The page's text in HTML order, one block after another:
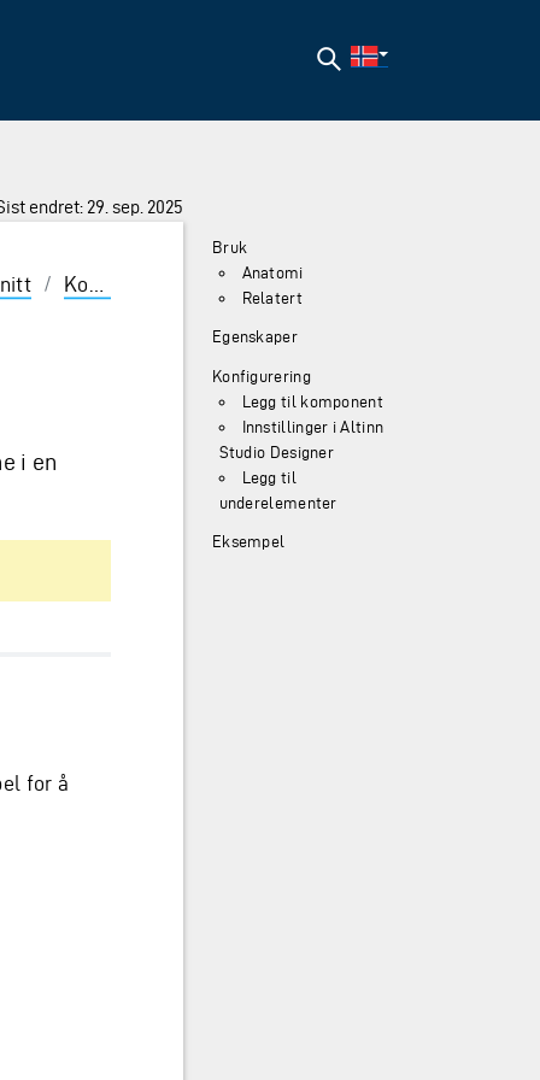
Søk
endret: 29. sep. 2025
/ Komponenter AccordionGroup
i en
for å
Bruk
Anatomi
Relatert
Egenskaper
Konfigurering
Legg til komponent
Innstillinger i Altinn
Studio Designer
Legg til
underelementer
Eksempel